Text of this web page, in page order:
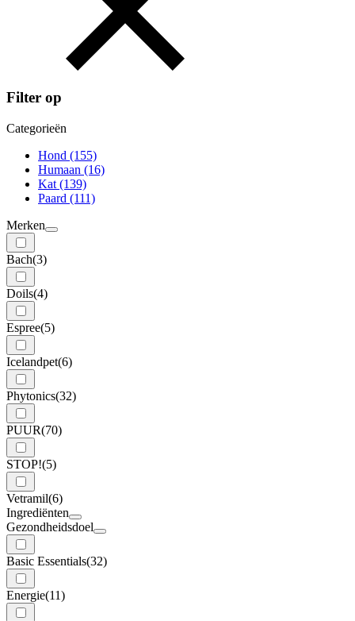
Filter op
Categorieën
Hond (155)
Humaan (16)
Kat (139)
Paard (111)
Merken
Bach(3)
Doils(4)
Espree(5)
Icelandpet(6)
Phytonics(32)
PUUR(70)
STOP!(5)
Vetramil(6)
Ingrediënten
Gezondheidsdoel
Basic Essentials(32)
Energie(11)